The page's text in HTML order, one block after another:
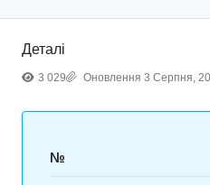
Деталі
3 029 Оновлення 3 Серпня,
№